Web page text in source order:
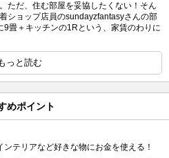
ただ、住む部屋を妥協したくない！そん
ショップ店員のsundayzfantasyさんの部
畳＋キッチンの1Rという、家賃のわりに
っと読む
めポイント
テリアなど好きな物にお金を使える！